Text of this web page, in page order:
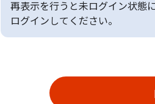
再表示を行うと未ログイン状態
ログインしてください。